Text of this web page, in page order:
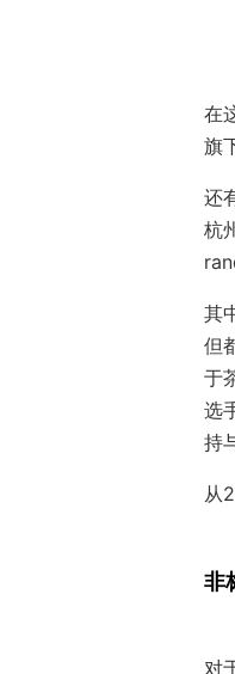
在
旗
还
杭
其
但
于
选
持
从
非
对